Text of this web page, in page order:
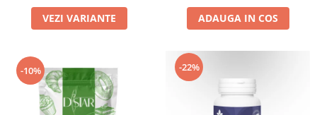
VEZI VARIANTE ADAUGA IN COS
-10% -22%